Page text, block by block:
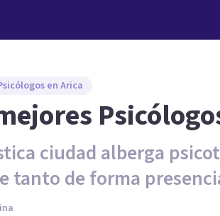
en Arica
ciudad alberga
tanto de forma